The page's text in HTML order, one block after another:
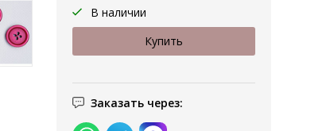
В наличии
Заказать через: